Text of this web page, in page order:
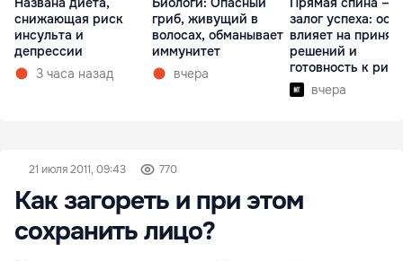
снижающая риск
инсульта и
депрессии
3 часа назад
гриб, живущий в
волосах, обманывает
иммунитет
вчера
залог успеха:
влияет на
решений и
готовность к
вчера
21 июля 2011, 09:43 770
Как загореть и при этом
сохранить лицо?